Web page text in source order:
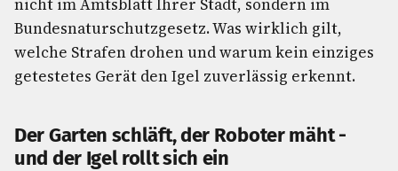
nicht im Amtsblatt Ihrer Stadt, sondern im
Bundesnaturschutzgesetz. Was wirklich gilt,
welche Strafen drohen und warum kein einziges
getestetes Gerät den Igel zuverlässig erkennt.
Der Garten schläft, der Roboter mäht -
und der Igel rollt sich ein